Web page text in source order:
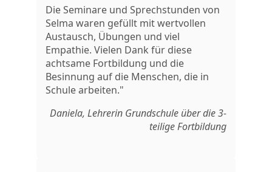
Die Seminare und Sprechstunden von
Selma waren gefüllt mit wertvollen
Austausch, Übungen und viel
Empathie. Vielen Dank für diese
achtsame Fortbildung und die
Besinnung auf die Menschen, die in
Schule arbeiten."
Daniela, Lehrerin Grundschule über die 3-
teilige Fortbildung